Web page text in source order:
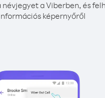
névjegyet a Viberben, és
képernyőről